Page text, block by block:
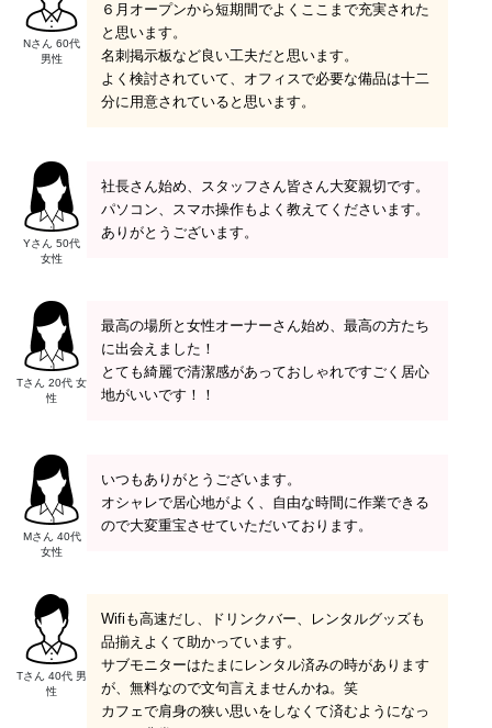
Nさん 60代
男性
６月オープンから短期間でよくここまで充実された
と思います。
名刺掲示板など良い工夫だと思います。
よく検討されていて、オフィスで必要な備品は十二
分に用意されていると思います。
Yさん 50代
女性
社長さん始め、スタッフさん皆さん大変親切です。
パソコン、スマホ操作もよく教えてくださいます。
ありがとうございます。
Tさん 20代 女
性
最高の場所と女性オーナーさん始め、最高の方たち
に出会えました！
とても綺麗で清潔感があっておしゃれですごく居心
地がいいです！！
Mさん 40代
女性
いつもありがとうございます。
オシャレで居心地がよく、自由な時間に作業できる
ので大変重宝させていただいております。
Tさん 40代 男
性
Wifiも高速だし、ドリンクバー、レンタルグッズも
品揃えよくて助かっています。
サブモニターはたまにレンタル済みの時があります
が、無料なので文句言えませんかね。笑
カフェで肩身の狭い思いをしなくて済むようになっ